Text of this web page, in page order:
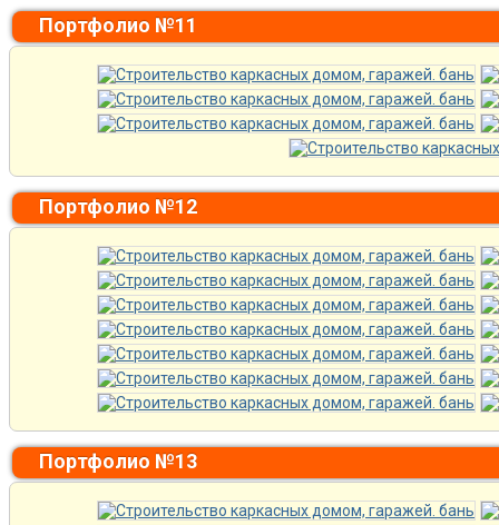
Портфолио №11
Портфолио №12
Портфолио №13